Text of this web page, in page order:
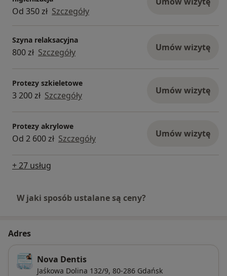
Od 350 zł Szczegóły
Szyna relaksacyjna
800 zł Szczegóły Umów wizytę
Protezy szkieletowe
3 200 zł Szczegóły Umów wizytę
Protezy akrylowe
Od 2 600 zł Szczegóły Umów wizytę
+ 27 usług
W jaki sposób ustalane są ceny?
Adres
Nova Dentis
Jaśkowa Dolina 132/9, 80-286 Gdańsk